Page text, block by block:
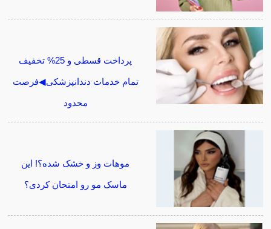
پرداخت قسطی و 25% تخفیف
تمام خدمات دندانپزشکی◀فرصت
محدود
موهات وز و خشک شده؟! این
ماسک مو رو امتحان کردی؟